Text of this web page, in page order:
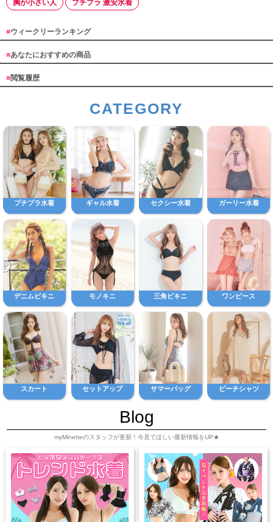
胸が小さい人 プチプラ 激安水着
■ウィークリーランキング
■あなたにおすすめの商品
■閲覧履歴
CATEGORY
プチプラ水着 ギャル水着 セクシー水着 ガーリー水着
デニムビキニ モノキニ 三角ビキニ ワンピース
スカート セットアップ サマーバッグ ビーチシャツ
Blog
myMinetteのスタッフが更新！今見てほしい最新情報をUP★